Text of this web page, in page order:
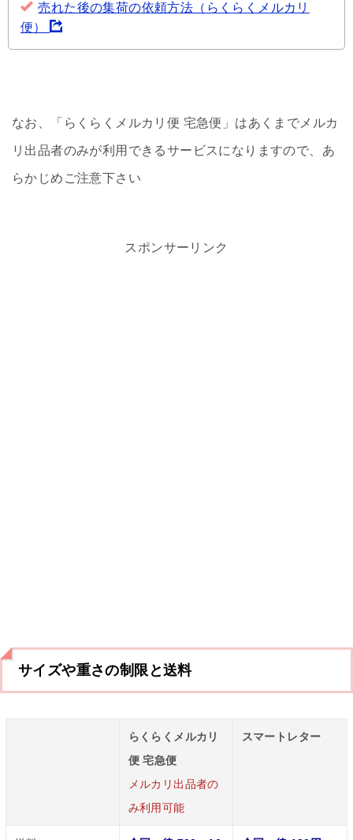
売れた後の集荷の依頼方法（らくらくメルカリ
便）
なお、「らくらくメルカリ便 宅急便」はあくまでメルカ
リ出品者のみが利用できるサービスになりますので、あ
らかじめご注意下さい
スポンサーリンク
サイズや重さの制限と送料
らくらくメルカリ
便 宅急便
メルカリ出品者の
み利用可能
スマートレター